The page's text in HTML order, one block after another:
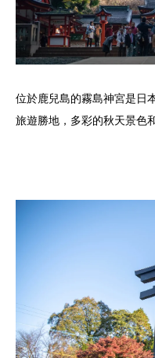
位於鹿兒島的霧島神宮是日
旅遊勝地，多彩的秋天景色